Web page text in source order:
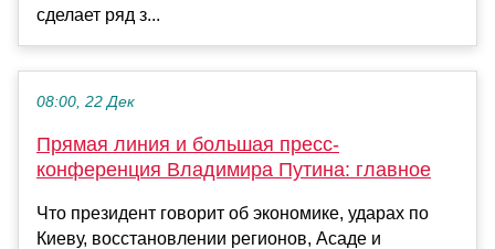
сделает ряд з...
08:00, 22 Дек
Прямая линия и большая пресс-
конференция Владимира Путина: главное
Что президент говорит об экономике, ударах по
Киеву, восстановлении регионов, Асаде и